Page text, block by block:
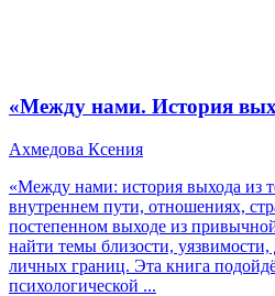
«Между нами. История
Ахмедова Ксения
«Между нами: история выхода из
внутреннем пути, отношениях,
постепенном выходе из
найти темы близости,
личных границ. Эта книга
психологической ...